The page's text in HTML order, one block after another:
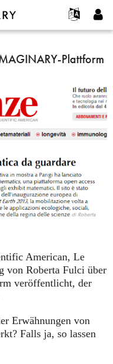
erstellen
Plattform
American, Le
von Roberta Fulci über
veröffentlicht, der
Erwähnungen von
Falls ja, so lassen